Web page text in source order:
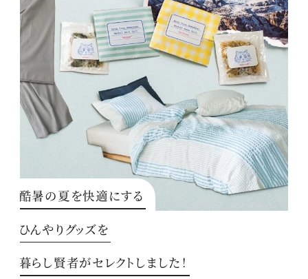
酷暑の夏を快適にする
ひんやりグッズを
暮らし賢者がセレクトしました！